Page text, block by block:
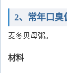
2、常年口臭
麦冬贝母粥。
材料